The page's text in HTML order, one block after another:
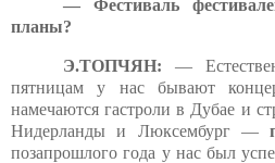
— Фестиваль
планы?
Э.ТОПЧЯН: —
пятницам у нас бывают
намечаются гастроли в Дубае и
Нидерланды и Люксембург —
позапрошлого года у нас был